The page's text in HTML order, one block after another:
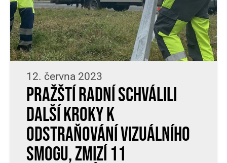
12. června 2023
Pražští radní schválili
další kroky k
odstraňování vizuálního
smogu, zmizí 11